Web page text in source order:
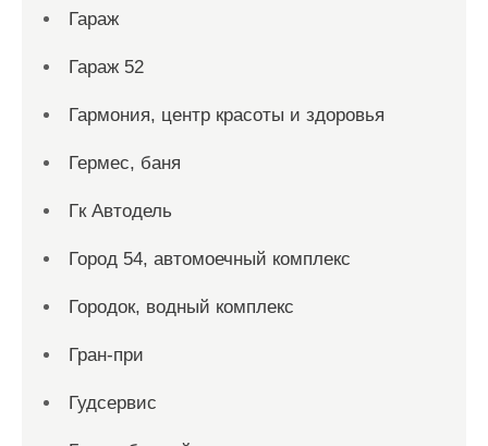
Гараж
Гараж 52
Гармония, центр красоты и здоровья
Гермес, баня
Гк Автодель
Город 54, автомоечный комплекс
Городок, водный комплекс
Гран-при
Гудсервис